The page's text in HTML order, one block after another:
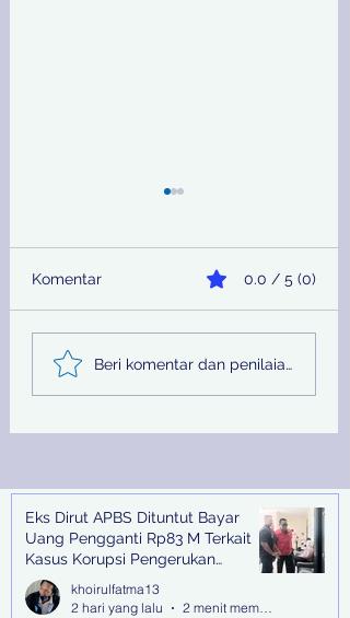
Sinergi Bea Cukai dan
Satgaspam Lanudal
Juanda Gagalkan
Komentar 0.0 / 5 (0)
Beri komentar dan penilaian...
Recent Posts
Eks Dirut APBS Dituntut Bayar
Uang Pengganti Rp83 M Terkait
Kasus Korupsi Pengerukan
Tanjung Perak
khoirulfatma13
2 hari yang lalu
2 menit membaca